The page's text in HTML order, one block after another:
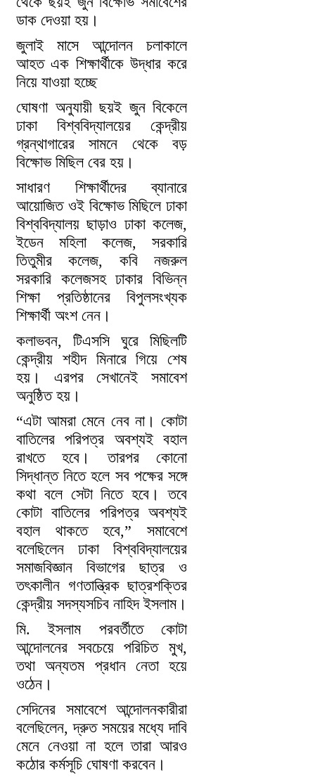
ডাক দেওয়া হয়।
জুলাই মাসে আন্দোলন চলাকালে
আহত এক শিক্ষার্থীকে উদ্ধার করে
নিয়ে যাওয়া হচ্ছে
ঘোষণা অনুযায়ী ছয়ই জুন বিকেলে
ঢাকা বিশ্ববিদ্যালয়ের কেন্দ্রীয়
গ্রন্থাগারের সামনে থেকে বড়
বিক্ষোভ মিছিল বের হয়।
সাধারণ শিক্ষার্থীদের ব্যানারে
আয়োজিত ওই বিক্ষোভ মিছিলে ঢাকা
বিশ্ববিদ্যালয় ছাড়াও ঢাকা কলেজ,
ইডেন মহিলা কলেজ, সরকারি
তিতুমীর কলেজ, কবি নজরুল
সরকারি কলেজসহ ঢাকার বিভিন্ন
শিক্ষা প্রতিষ্ঠানের বিপুলসংখ্যক
শিক্ষার্থী অংশ নেন।
কলাভবন, টিএসসি ঘুরে মিছিলটি
কেন্দ্রীয় শহীদ মিনারে গিয়ে শেষ
হয়। এরপর সেখানেই সমাবেশ
অনুষ্ঠিত হয়।
“এটা আমরা মেনে নেব না। কোটা
বাতিলের পরিপত্র অবশ্যই বহাল
রাখতে হবে। তারপর কোনো
সিদ্ধান্ত নিতে হলে সব পক্ষের সঙ্গে
কথা বলে সেটা নিতে হবে। তবে
কোটা বাতিলের পরিপত্র অবশ্যই
বহাল থাকতে হবে,” সমাবেশে
বলেছিলেন ঢাকা বিশ্ববিদ্যালয়ের
সমাজবিজ্ঞান বিভাগের ছাত্র ও
তৎকালীন গণতান্ত্রিক ছাত্রশক্তির
কেন্দ্রীয় সদস্যসচিব নাহিদ ইসলাম।
মি. ইসলাম পরবর্তীতে কোটা
আন্দোলনের সবচেয়ে পরিচিত মুখ,
তথা অন্যতম প্রধান নেতা হয়ে
ওঠেন।
সেদিনের সমাবেশে আন্দোলনকারীরা
বলেছিলেন, দ্রুত সময়ের মধ্যে দাবি
মেনে নেওয়া না হলে তারা আরও
কঠোর কর্মসূচি ঘোষণা করবেন।